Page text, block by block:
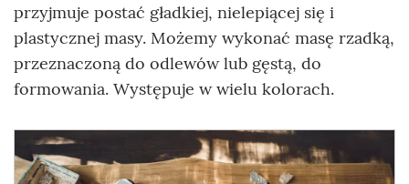
przyjmuje postać gładkiej, nielepiącej się i
plastycznej masy. Możemy wykonać masę rzadką,
przeznaczoną do odlewów lub gęstą, do
formowania. Występuje w wielu kolorach.